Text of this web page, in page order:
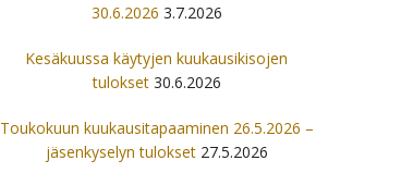
30.6.2026 3.7.2026
Kesäkuussa käytyjen kuukausikisojen
tulokset 30.6.2026
Toukokuun kuukausitapaaminen 26.5.2026 –
jäsenkyselyn tulokset 27.5.2026